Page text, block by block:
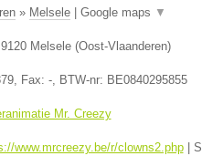
» Melsele| Google maps ▼
9120 Melsele(Oost-Vlaanderen)
, Fax: -, BTW-nr: BE0840295855
Mr. Creezy
www.mrcreezy.be/r/clowns2.php|